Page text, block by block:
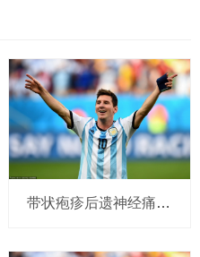
带状疱疹后遗神经痛4个有效止痛方法 #带状疱疹 #带状疱疹后神经痛 #门诊故事 #医学科普 #硬核健